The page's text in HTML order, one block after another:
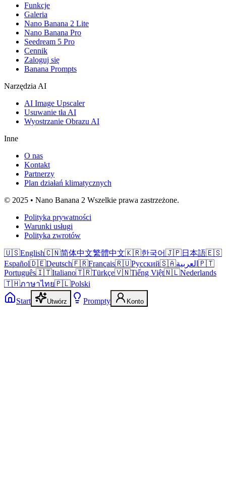
Funkcje
Galeria
Nano Banana 2 Lite
Nano Banana Pro
Seedream 5 Pro
Cennik
Zaloguj się
Banana Prompts
Narzędzia AI
AI Image Upscaler
Usuwanie tła AI
Wyostrzanie Obrazu AI
Inne
O nas
Kontakt
Partnerzy
Plan działań klimatycznych
© 2025 • Nano Banana 2 Wszelkie prawa zastrzeżone.
Polityka prywatności
Warunki usługi
Polityka zwrotów
🇺🇸English🇨🇳简体中文繁體中文🇰🇷한국어🇯🇵日本語🇪🇸
Español🇩🇪Deutsch🇫🇷Français🇷🇺Русский🇸🇦العربية 🇵🇹
Português🇮🇹Italiano🇹🇷Türkçe🇻🇳Tiếng Việt🇳🇱Nederlands
🇹🇭ภาษาไทย🇵🇱Polski
Start
Utwórz Prompty Konto